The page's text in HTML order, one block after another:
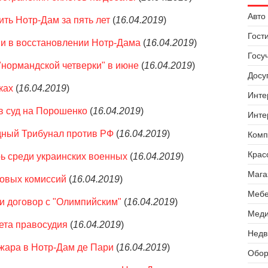
Нотр-Дам за пять лет (16.04.2019)
восстановлении Нотр-Дама (16.04.2019)
четверки" в июне (16.04.2019)
(16.04.2019)
суд на Порошенко (16.04.2019)
Трибунал против РФ (16.04.2019)
среди украинских военных (16.04.2019)
комиссий (16.04.2019)
договор с "Олимпийским" (16.04.2019)
правосудия (16.04.2019)
в Нотр-Дам де Пари (16.04.2019)